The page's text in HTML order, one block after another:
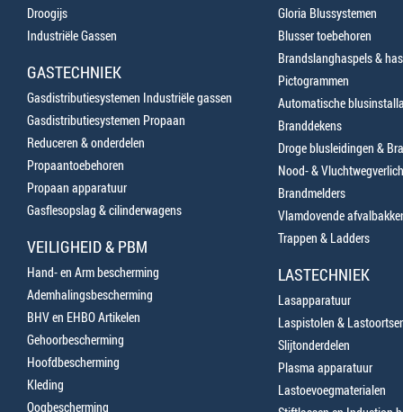
Droogijs
Industriële Gassen
GASTECHNIEK
Gasdistributiesystemen Industriële gassen
Gasdistributiesystemen Propaan
Reduceren & onderdelen
Propaantoebehoren
Propaan apparatuur
Gasflesopslag & cilinderwagens
VEILIGHEID & PBM
Hand- en Arm bescherming
Ademhalingsbescherming
BHV en EHBO Artikelen
Gehoorbescherming
Hoofdbescherming
Kleding
Oogbescherming
Gloria Blussystemen
Blusser toebehoren
Brandslanghaspels &
Pictogrammen
Automatische
Branddekens
Droge blusleidingen &
Nood- &
Brandmelders
Vlamdovende
Trappen & Ladders
LASTECHNIEK
Lasapparatuur
Laspistolen &
Slijtonderdelen
Plasma apparatuur
Lastoevoegmaterialen